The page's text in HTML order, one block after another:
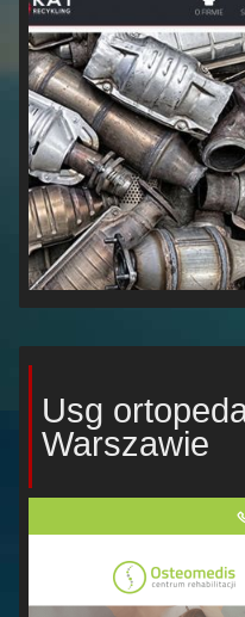
Usg
Warszawie